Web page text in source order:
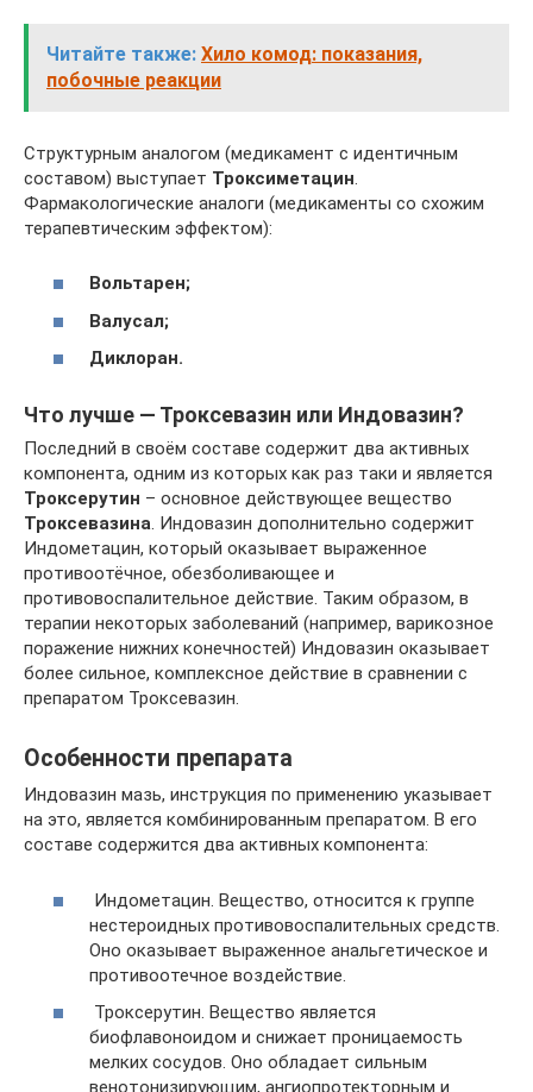
Читайте также: Хило комод: показания,
побочные реакции
Структурным аналогом (медикамент с идентичным
составом) выступает Троксиметацин
Фармакологические аналоги (медикаменты со схожим
терапевтическим эффектом):
Вольтарен;
Валусал;
Диклоран.
Что лучше — Троксевазин или Индовазин?
Последний в своём составе содержит два активных
компонента, одним из которых как раз таки и является
Троксерутин – основное действующее вещество
Троксевазина. Индовазин дополнительно содержит
Индометацин, который оказывает выраженное
противоотёчное, обезболивающее и
противовоспалительное действие. Таким образом, в
терапии некоторых заболеваний (например, варикозное
поражение нижних конечностей) Индовазин оказывает
более сильное, комплексное действие в сравнении с
препаратом Троксевазин.
Особенности препарата
Индовазин мазь, инструкция по применению указывает
на это, является комбинированным препаратом. В его
составе содержится два активных компонента:
Индометацин. Вещество, относится к группе
нестероидных противовоспалительных средств.
Оно оказывает выраженное анальгетическое и
противоотечное воздействие.
Троксерутин. Вещество является
биофлавоноидом и снижает проницаемость
мелких сосудов. Оно обладает сильным
венотонизирующим, ангиопротекторным и